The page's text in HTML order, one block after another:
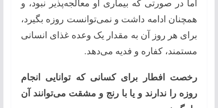
اما در صورتی که بیماری او معالجه‌پذیر نبود، و
همچنان ادامه داشت و نمی‌توانست روزه بگیرد،
برای هر روز آن به مقدار یک وعده غذای انسانی
مستمند، کفاره و فدیه می‌دهد.
رخصت افطار برای کسانی که توانایی انجام
روزه را ندارند و یا با رنج و مشقت می‌توانند آن